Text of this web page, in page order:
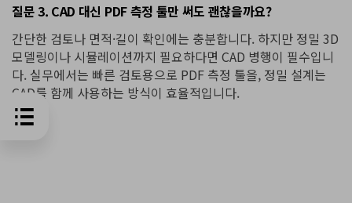
질문 3. CAD 대신 PDF 측정 툴만 써도 괜찮을까요?
간단한 검토나 면적·길이 확인에는 충분합니다. 하지만 정밀 3D
모델링이나 시뮬레이션까지 필요하다면 CAD 병행이 필수입니
다. 실무에서는 빠른 검토용으로 PDF 측정 툴을, 정밀 설계는
CAD를 함께 사용하는 방식이 효율적입니다.